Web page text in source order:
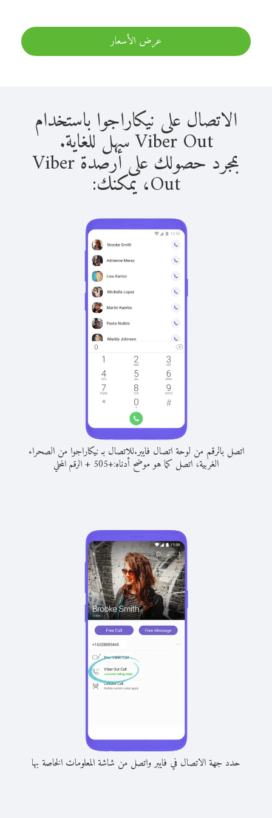
عرض الأسعار
الاتصال على نيكاراجوا باستخدام
Viber Out سهل للغاية.
بمجرد حصولك على أرصدة Viber
Out، يمكنك:
اتصل بالرقم من لوحة اتصال فايبر.للاتصال بـ نيكاراجوا من الصحراء
الغربية، اتصل كما هو موضح أدناه:+
505
+الرقم المحلي
حدد جهة الاتصال في فايبر واتصل من شاشة المعلومات الخاصة بها